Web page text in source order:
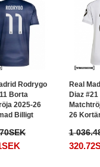
Rodrygo
Borta
2025-26
Billigt
Real
Diaz
26
1